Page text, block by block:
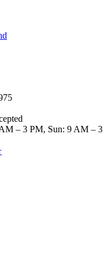
– 3 PM, Sun: 9 AM – 3